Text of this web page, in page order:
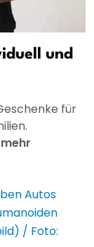
und
für
mehr